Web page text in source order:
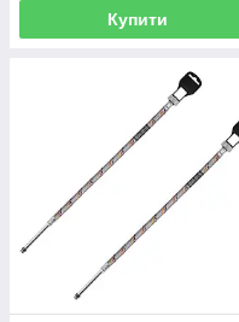
Купити